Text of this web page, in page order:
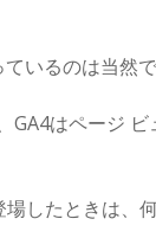
いるのは当然で
はページ
したときは、